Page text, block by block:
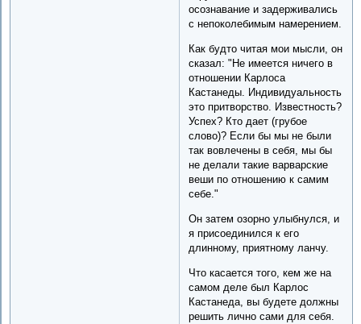
осознавание и задерживались
с непоколебимым намерением.
Как будто читая мои мысли, он
сказал: "Не имеется ничего в
отношении Карлоса
Кастанеды. Индивидуальность
это притворство. Известность?
Успех? Кто дает (грубое
слово)? Если бы мы не были
так вовлечены в себя, мы бы
не делали такие варварские
веши по отношению к самим
себе."
Он затем озорно улыбнулся, и
я присоединился к его
длинному, приятному ланчу.
Что касается того, кем же на
самом деле был Карлос
Кастанеда, вы будете должны
решить лично сами для себя.